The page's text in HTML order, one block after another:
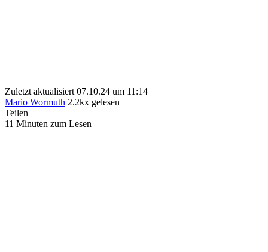
Zuletzt aktualisiert 07.10.24 um 11:14
Mario Wormuth 2.2kx gelesen
Teilen
11 Minuten zum Lesen